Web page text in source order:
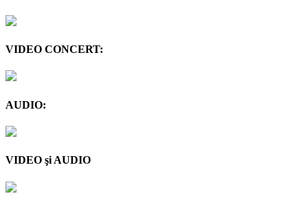
VIDEO CONCERT:
AUDIO:
VIDEO şi AUDIO